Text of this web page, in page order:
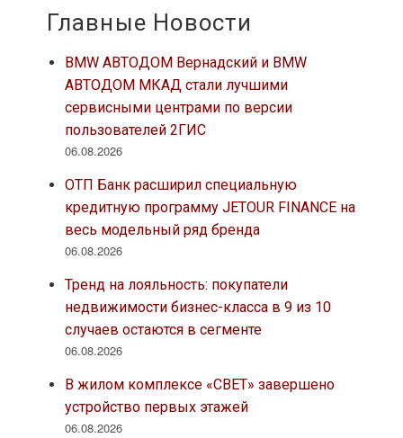
Главные Новости
BMW АВТОДОМ Вернадский и BMW
АВТОДОМ МКАД стали лучшими
сервисными центрами по версии
пользователей 2ГИС
06.08.2026
ОТП Банк расширил специальную
кредитную программу JETOUR FINANCE на
весь модельный ряд бренда
06.08.2026
Тренд на лояльность: покупатели
недвижимости бизнес-класса в 9 из 10
случаев остаются в сегменте
06.08.2026
В жилом комплексе «СВЕТ» завершено
устройство первых этажей
06.08.2026